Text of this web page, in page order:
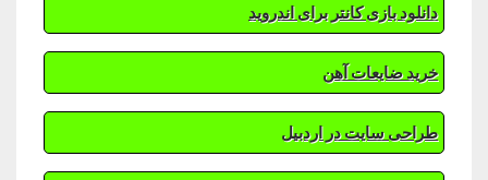
دانلود بازی کانتر برای اندروید
خرید ضایعات آهن
طراحی سایت در اردبیل